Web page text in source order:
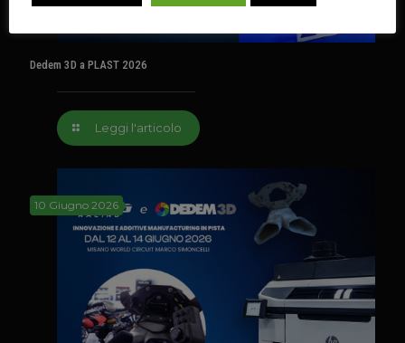
Dedem 3D a PLAST 2026
Leggi l'articolo
10 Giugno 2026